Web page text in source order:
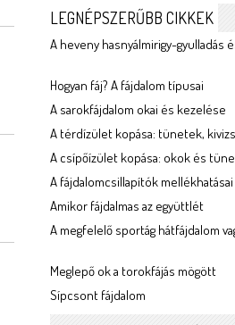
LEGNÉPSZERŰBB CIKKEK
A heveny hasnyálmirigy-gyulladás
Hogyan fáj? A fájdalom típusai
A sarokfájdalom okai és kezelése
A térdízület kopása: tünetek,
A csípőízület kopása: okok és
A fájdalomcsillapítók mellékhatásai
Amikor fájdalmas az együttlét
A megfelelő sportág hátfájdalom
Meglepő ok a torokfájás mögött
Sípcsont fájdalom